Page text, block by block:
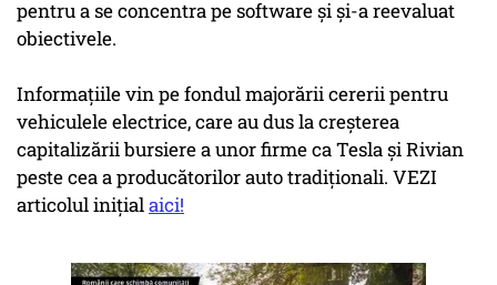
pentru a se concentra pe software şi şi-a reevaluat
obiectivele.
Informaţiile vin pe fondul majorării cererii pentru
vehiculele electrice, care au dus la creşterea
capitalizării bursiere a unor firme ca Tesla şi Rivian
peste cea a producătorilor auto tradiţionali. VEZI
articolul inițialaici!